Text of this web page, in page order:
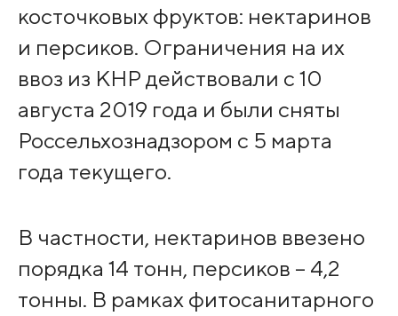
косточковых фруктов: нектаринов
и персиков. Ограничения на их
ввоз из КНР действовали с 10
августа 2019 года и были сняты
Россельхознадзором с 5 марта
года текущего.
В частности, нектаринов ввезено
порядка 14 тонн, персиков – 4,2
тонны. В рамках фитосанитарного